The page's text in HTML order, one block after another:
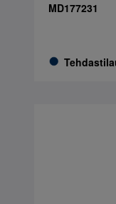
MD177231